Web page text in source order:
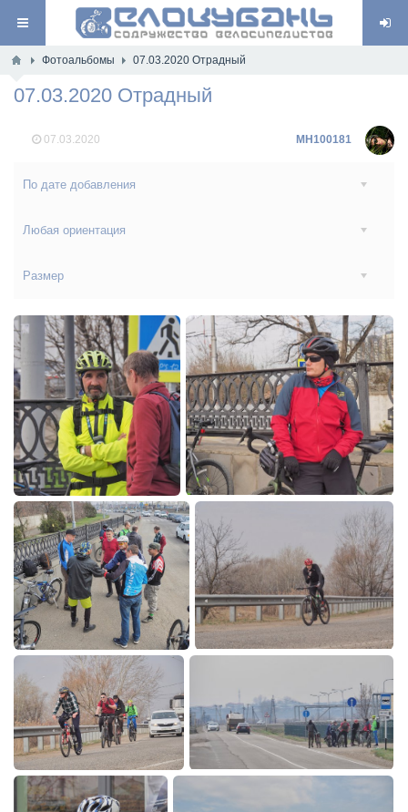
Фотоальбомы 07.03.2020 Отрадный
07.03.2020 Отрадный
07.03.2020 MH100181
По дате добавления
Любая ориентация
Размер